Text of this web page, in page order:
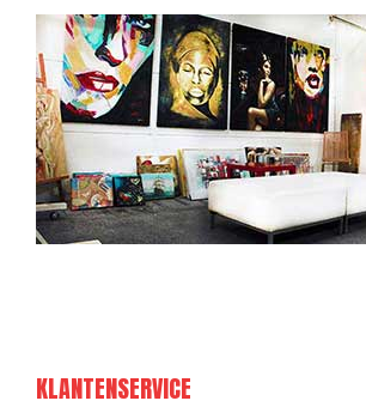
KLANTENSERVICE